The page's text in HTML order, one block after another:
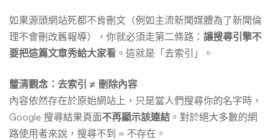
如果源頭網站死都不肯刪文（例如主流新聞媒體為了新聞倫
理不會刪改舊報導），你就必須走第二條路： 讓搜尋引擎不
要把這篇文章秀給大家看 。這就是「去索引」。
釐清觀念：去索引 ≠ 刪除內容
內容依然存在於原始網站上，只是當人們搜尋你的名字時，
Google 搜尋結果頁面不再顯示該連結 。對於絕大多數的網
路使用者來說，搜尋不到 = 不存在。